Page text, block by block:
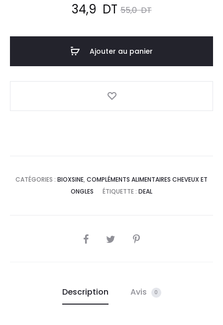
55,0DT
Le
prix
initial
était :
55,0
34,9 DT
prix
actuel
est :
Ajouter au panier
CATÉGORIES : BIOXSINE, COMPLÉMENTS ALIMENTAIRES CHEVEUX ET
ONGLES
ÉTIQUETTE : DEAL
SHARE
Description Avis 0